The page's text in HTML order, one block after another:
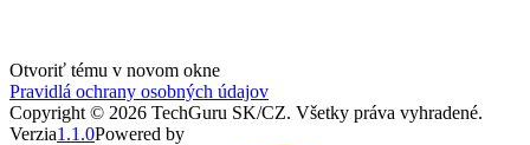
Otvoriť tému v novom okne
Pravidlá ochrany osobných údajov
Copyright © 2026 TechGuru SK/CZ. Všetky práva vyhradené.
Verzia1.1.0Powered by